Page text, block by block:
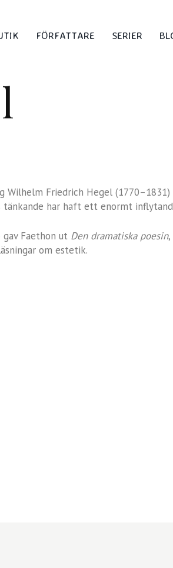
FÖRFATTARE SERIER
Wilhelm Friedrich Hegel
tänkande har haft ett enormt
gav Faethon ut Den dramatiska poesin
om estetik.